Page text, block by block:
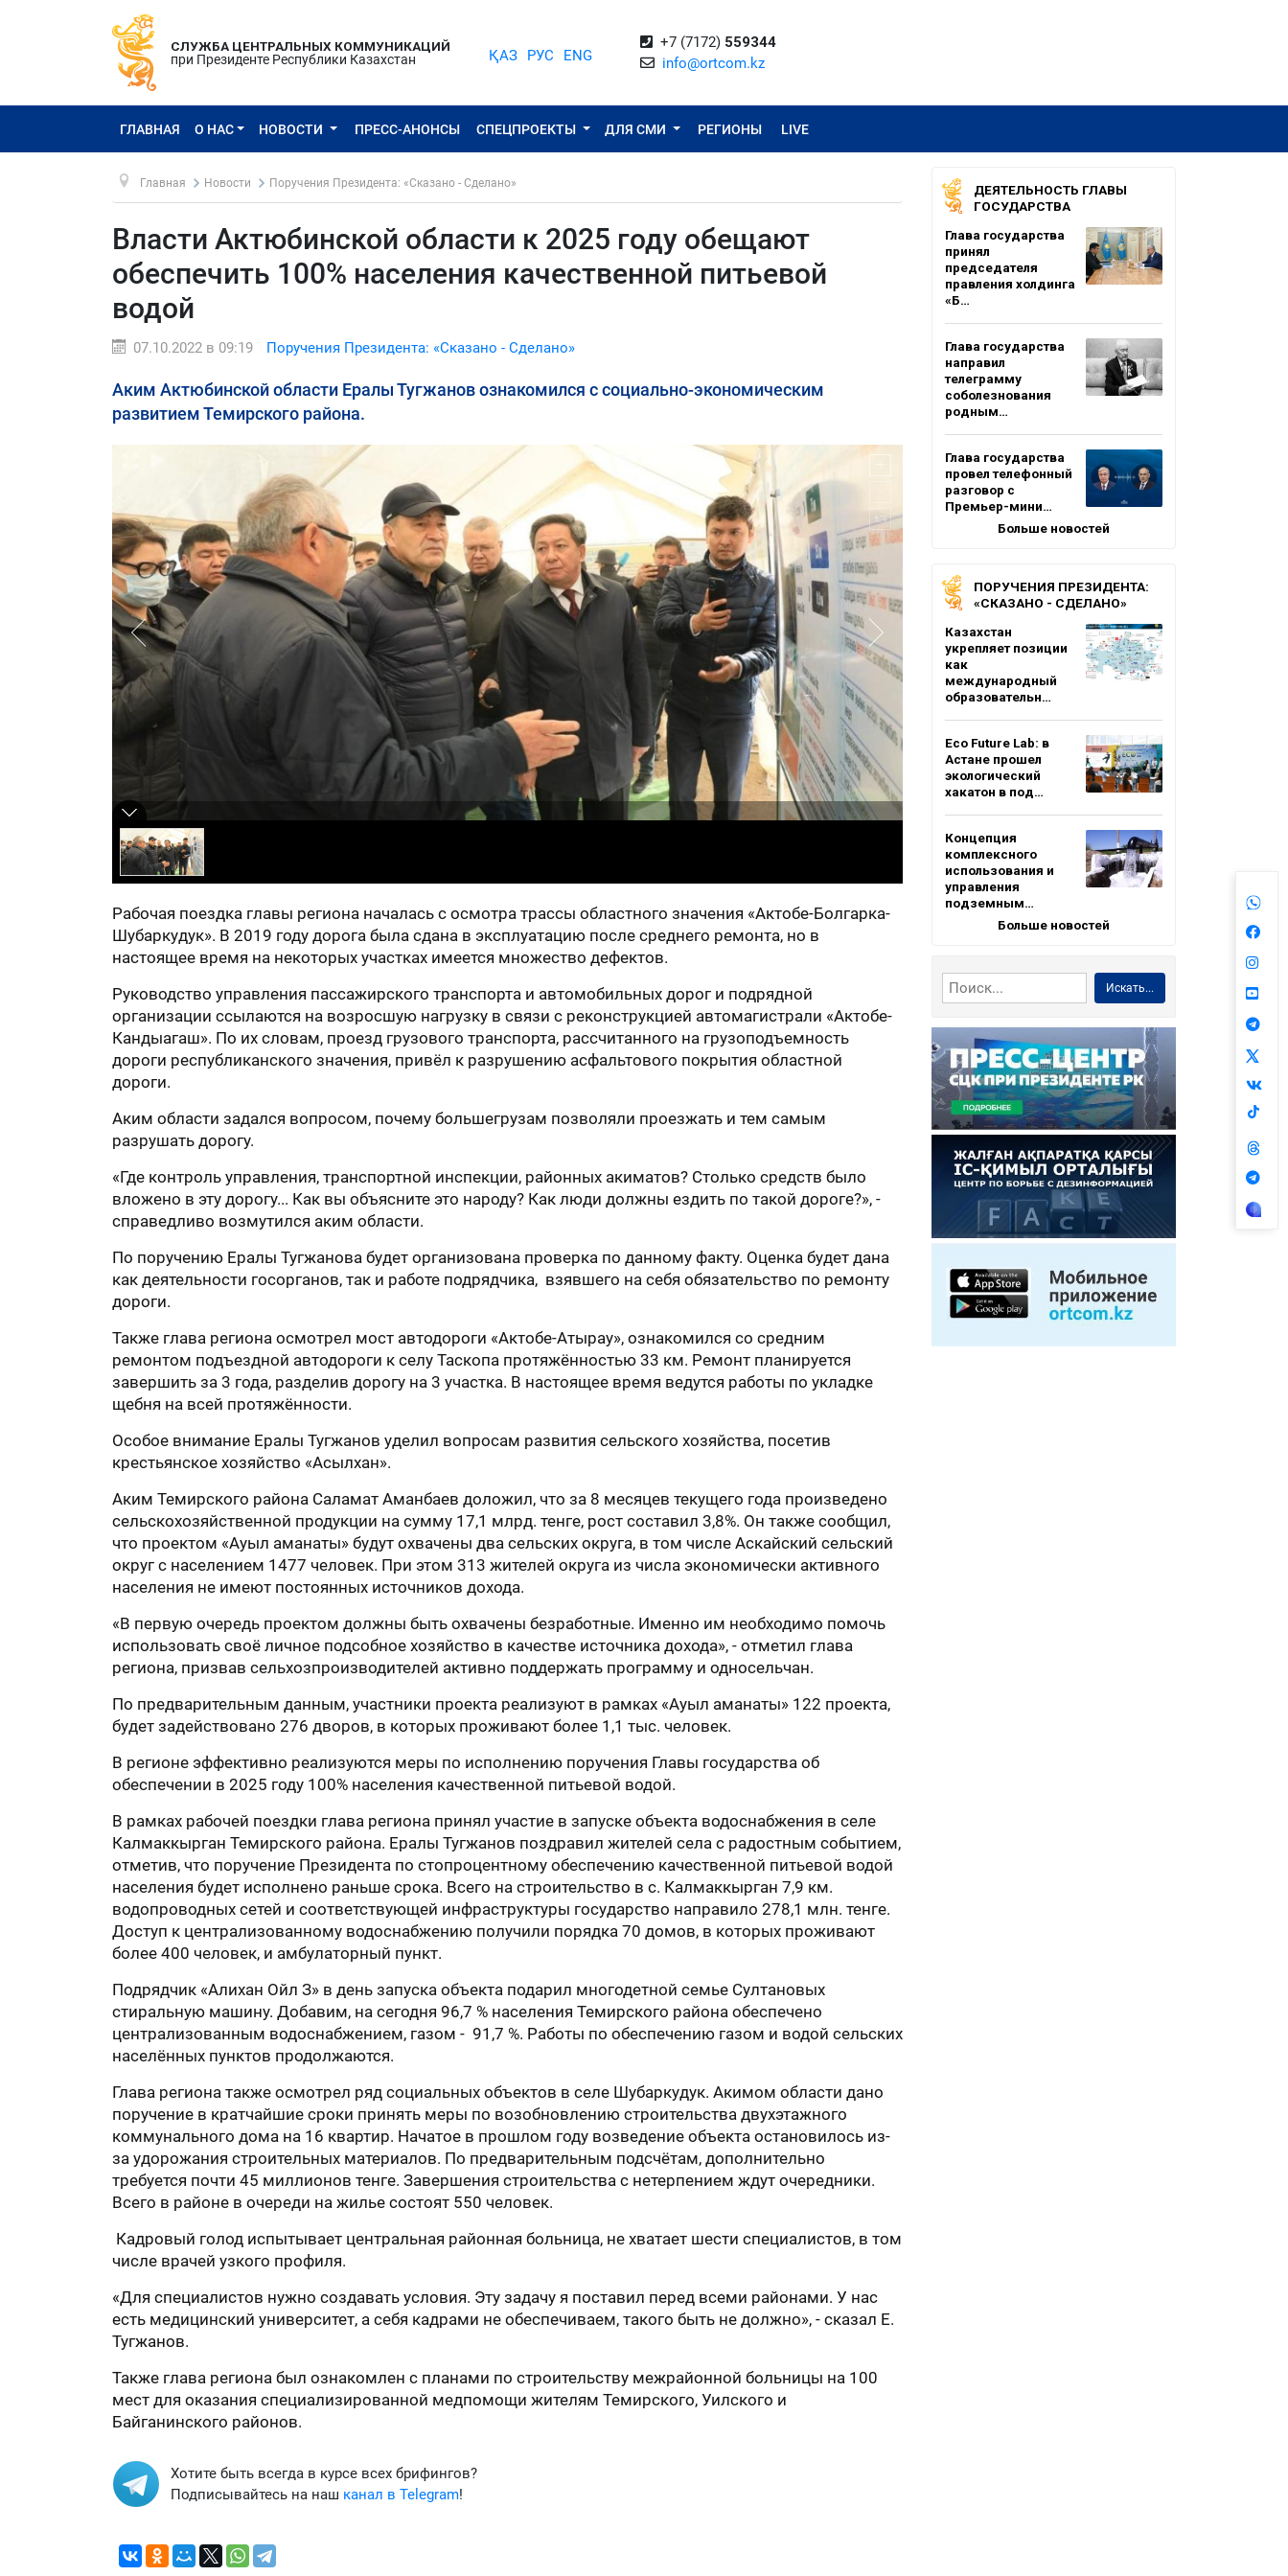
СЛУЖБА ЦЕНТРАЛЬНЫХ КОММУНИКАЦИЙ
при Президенте Республики Казахстан
ҚАЗ РУС ENG
+7 (7172) 559344
info@ortcom.kz
ГЛАВНАЯ О НАС НОВОСТИ ПРЕСС-АНОНСЫ СПЕЦПРОЕКТЫ ДЛЯ СМИ РЕГИОНЫ LIVE
Главная Новости Поручения Президента: «Сказано - Сделано»
Власти Актюбинской области к 2025 году обещают
обеспечить 100% населения качественной питьевой
водой
07.10.2022 в 09:19 Поручения Президента: «Сказано - Сделано»
Аким Актюбинской области Ералы Тугжанов ознакомился с социально-экономическим
развитием Темирского района.
Рабочая поездка главы региона началась с осмотра трассы областного значения «Актобе-Болгарка-
Шубаркудук». В 2019 году дорога была сдана в эксплуатацию после среднего ремонта, но в
настоящее время на некоторых участках имеется множество дефектов.
Руководство управления пассажирского транспорта и автомобильных дорог и подрядной
организации ссылаются на возросшую нагрузку в связи с реконструкцией автомагистрали «Актобе-
Кандыагаш». По их словам, проезд грузового транспорта, рассчитанного на грузоподъемность
дороги республиканского значения, привёл к разрушению асфальтового покрытия областной
дороги.
Аким области задался вопросом, почему большегрузам позволяли проезжать и тем самым
разрушать дорогу.
«Где контроль управления, транспортной инспекции, районных акиматов? Столько средств было
вложено в эту дорогу... Как вы объясните это народу? Как люди должны ездить по такой дороге?», -
справедливо возмутился аким области.
По поручению Ералы Тугжанова будет организована проверка по данному факту. Оценка будет дана
как деятельности госорганов, так и работе подрядчика, взявшего на себя обязательство по ремонту
дороги.
Также глава региона осмотрел мост автодороги «Актобе-Атырау», ознакомился со средним
ремонтом подъездной автодороги к селу Таскопа протяжённостью 33 км. Ремонт планируется
завершить за 3 года, разделив дорогу на 3 участка. В настоящее время ведутся работы по укладке
щебня на всей протяжённости.
Особое внимание Ералы Тугжанов уделил вопросам развития сельского хозяйства, посетив
крестьянское хозяйство «Асылхан».
Аким Темирского района Саламат Аманбаев доложил, что за 8 месяцев текущего года произведено
сельскохозяйственной продукции на сумму 17,1 млрд. тенге, рост составил 3,8%. Он также сообщил,
что проектом «Ауыл аманаты» будут охвачены два сельских округа, в том числе Аскайский сельский
округ с населением 1477 человек. При этом 313 жителей округа из числа экономически активного
населения не имеют постоянных источников дохода.
«В первую очередь проектом должны быть охвачены безработные. Именно им необходимо помочь
использовать своё личное подсобное хозяйство в качестве источника дохода», - отметил глава
региона, призвав сельхозпроизводителей активно поддержать программу и односельчан.
По предварительным данным, участники проекта реализуют в рамках «Ауыл аманаты» 122 проекта,
будет задействовано 276 дворов, в которых проживают более 1,1 тыс. человек.
В регионе эффективно реализуются меры по исполнению поручения Главы государства об
обеспечении в 2025 году 100% населения качественной питьевой водой.
В рамках рабочей поездки глава региона принял участие в запуске объекта водоснабжения в селе
Калмаккырган Темирского района. Ералы Тугжанов поздравил жителей села с радостным событием,
отметив, что поручение Президента по стопроцентному обеспечению качественной питьевой водой
населения будет исполнено раньше срока. Всего на строительство в с. Калмаккырган 7,9 км.
водопроводных сетей и соответствующей инфраструктуры государство направило 278,1 млн. тенге.
Доступ к централизованному водоснабжению получили порядка 70 домов, в которых проживают
более 400 человек, и амбулаторный пункт.
Подрядчик «Алихан Ойл З» в день запуска объекта подарил многодетной семье Султановых
стиральную машину. Добавим, на сегодня 96,7 % населения Темирского района обеспечено
централизованным водоснабжением, газом - 91,7 %. Работы по обеспечению газом и водой сельских
населённых пунктов продолжаются.
Глава региона также осмотрел ряд социальных объектов в селе Шубаркудук. Акимом области дано
поручение в кратчайшие сроки принять меры по возобновлению строительства двухэтажного
коммунального дома на 16 квартир. Начатое в прошлом году возведение объекта остановилось из-
за удорожания строительных материалов. По предварительным подсчётам, дополнительно
требуется почти 45 миллионов тенге. Завершения строительства с нетерпением ждут очередники.
Всего в районе в очереди на жилье состоят 550 человек.
Кадровый голод испытывает центральная районная больница, не хватает шести специалистов, в том
числе врачей узкого профиля.
«Для специалистов нужно создавать условия. Эту задачу я поставил перед всеми районами. У нас
есть медицинский университет, а себя кадрами не обеспечиваем, такого быть не должно», - сказал Е.
Тугжанов.
Также глава региона был ознакомлен с планами по строительству межрайонной больницы на 100
мест для оказания специализированной медпомощи жителям Темирского, Уилского и
Байганинского районов.
Хотите быть всегда в курсе всех брифингов?
Подписывайтесь на наш канал в Telegram!
ДЕЯТЕЛЬНОСТЬ ГЛАВЫ
ГОСУДАРСТВА
Глава государства
принял
председателя
правления холдинга
«Б…
Глава государства
направил
телеграмму
соболезнования
родным…
Глава государства
провел телефонный
разговор с
Премьер-мини…
Больше новостей
ПОРУЧЕНИЯ ПРЕЗИДЕНТА:
«СКАЗАНО - СДЕЛАНО»
Казахстан
укрепляет позиции
как
международный
образовательн…
Eco Future Lab: в
Астане прошел
экологический
хакатон в под…
Концепция
комплексного
использования и
управления
подземным…
Больше новостей
Искать...